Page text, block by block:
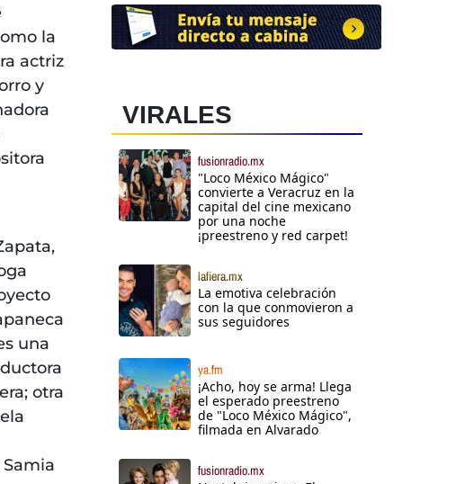
la
actriz
y
una
otra
VIRALES
fusionradio.mx
"Loco México Mágico"
convierte a Veracruz en la
capital del cine mexicano
por una noche
¡preestreno y red carpet!
lafiera.mx
La emotiva celebración
con la que conmovieron a
sus seguidores
ya.fm
¡Acho, hoy se arma! Llega
el esperado preestreno
de "Loco México Mágico",
filmada en Alvarado
fusionradio.mx